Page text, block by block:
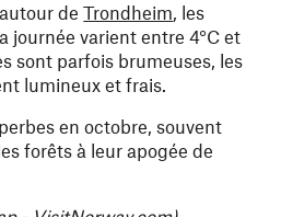
deTrondheim, les
journée varient entre 4°C et
sont parfois brumeuses, les
lumineux et frais.
en octobre, souvent
forêts à leur apogée de